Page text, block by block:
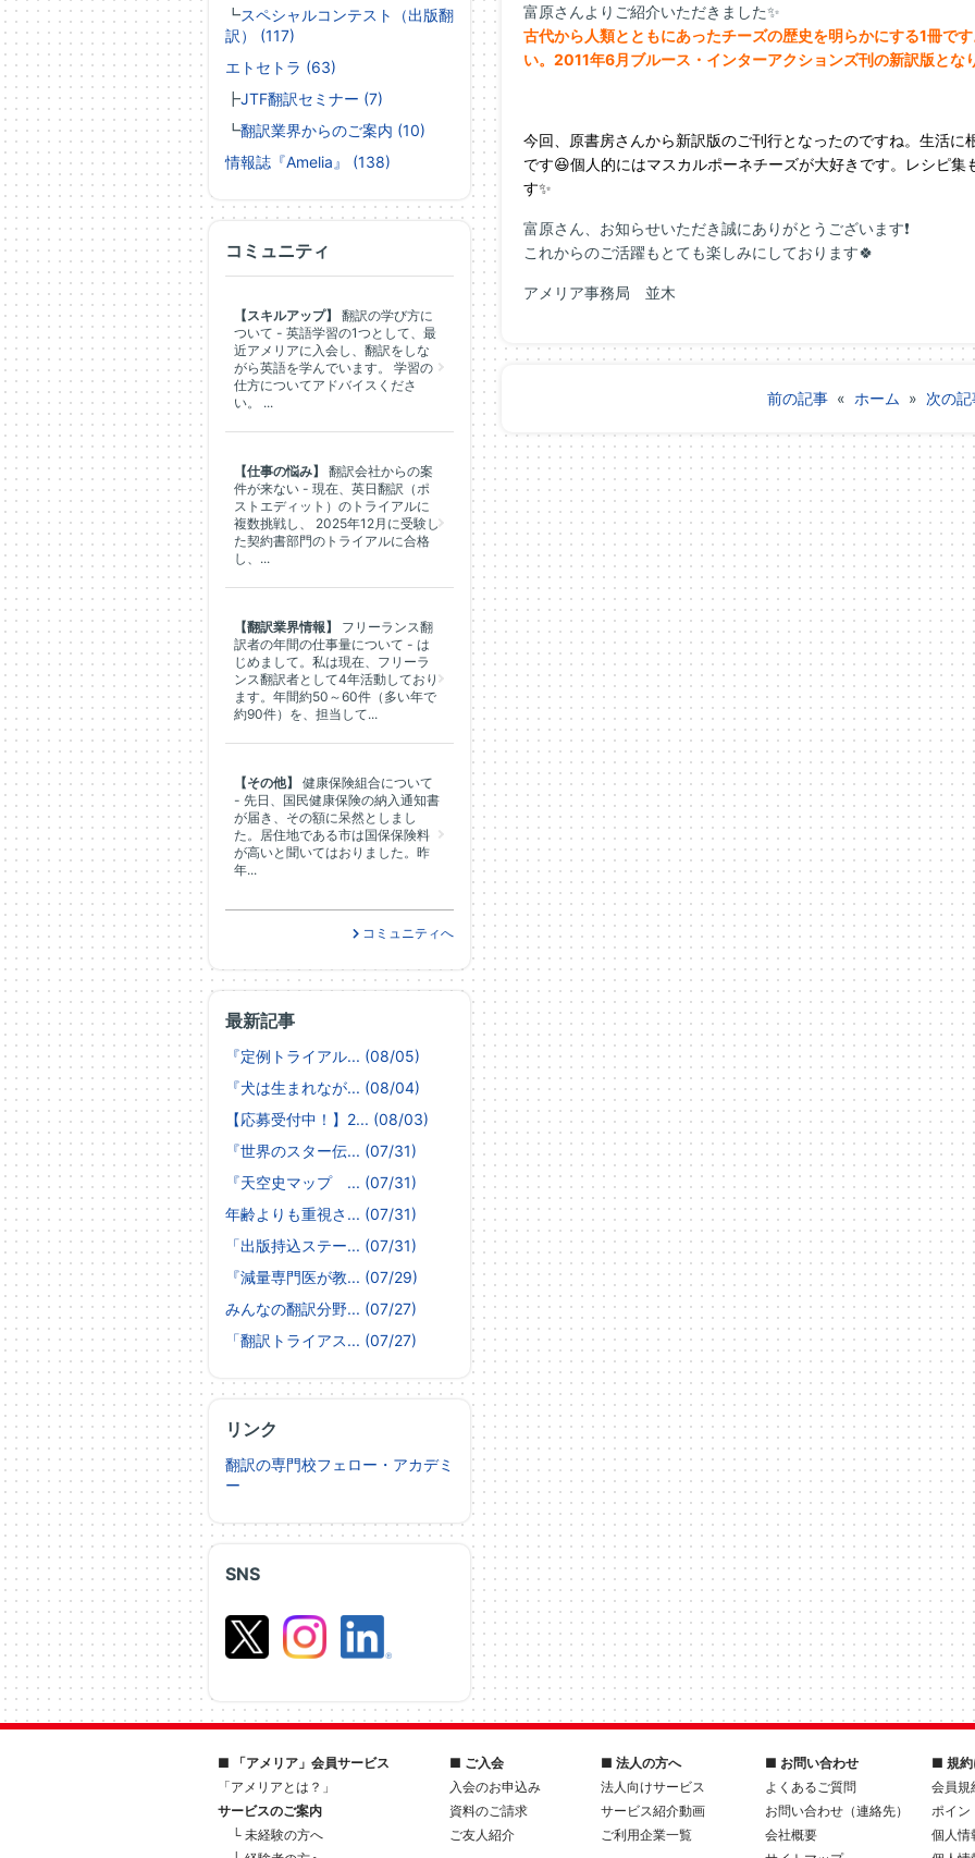
富原さんよりご紹介いただきました✨
古代から人類とともにあったチーズの歴史を明らかにする1冊で
い。2011年6月ブルース・インターアクションズ刊の新訳版とな
今回、原書房さんから新訳版のご刊行となったのですね。生活に
です😆個人的にはマスカルポーネチーズが大好きです。レシピ
す✨
富原さん、お知らせいただき誠にありがとうございます❗
これからのご活躍もとても楽しみにしております🍀
アメリア事務局 並木
前の記事 « ホーム » 次の
SNS
┗スペシャルコンテスト（出版翻
訳） (117)
エトセトラ (63)
┣JTF翻訳セミナー (7)
┗翻訳業界からのご案内 (10)
情報誌『Amelia』 (138)
最新記事
『定例トライアル... (08/05)
『犬は生まれなが... (08/04)
【応募受付中！】2... (08/03)
『世界のスター伝... (07/31)
『天空史マップ ... (07/31)
年齢よりも重視さ... (07/31)
「出版持込ステー... (07/31)
『減量専門医が教... (07/29)
みんなの翻訳分野... (07/27)
「翻訳トライアス... (07/27)
リンク
翻訳の専門校フェロー・アカデミ
ー
コミュニティ
【スキルアップ】
翻訳の学び方に
ついて - 英語学習の1つとして、最
近アメリアに入会し、翻訳をしな
がら英語を学んでいます。 学習の
仕方についてアドバイスくださ
い。 ...
【仕事の悩み】
翻訳会社からの案
件が来ない - 現在、英日翻訳（ポ
ストエディット）のトライアルに
複数挑戦し、 2025年12月に受験し
た契約書部門のトライアルに合格
し、...
【翻訳業界情報】
フリーランス翻
訳者の年間の仕事量について - は
じめまして。私は現在、フリーラ
ンス翻訳者として4年活動しており
ます。年間約50～60件（多い年で
約90件）を、担当して...
【その他】
健康保険組合について
- 先日、国民健康保険の納入通知書
が届き、その額に呆然としまし
た。居住地である市は国保保険料
が高いと聞いてはおりました。昨
年...
コミュニティへ
■ 「アメリア」会員サービス
「アメリアとは？」
サービスのご案内
└ 未経験の方へ
■ ご入会
入会のお申込み
資料のご請求
ご友人紹介
■ 法人の方へ
法人向けサービス
サービス紹介動画
ご利用企業一覧
■ お問い合わせ
よくあるご質問
お問い合わせ（連絡先）
会社概要
■ 規約
会員規
ポイン
個人情